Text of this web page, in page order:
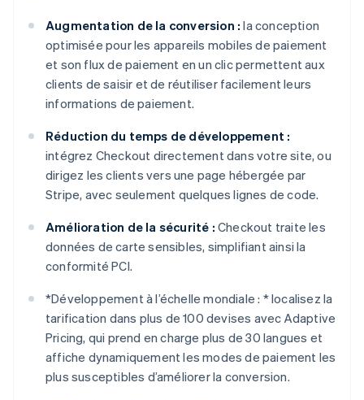
Augmentation de la conversion : la conception
optimisée pour les appareils mobiles de paiement
et son flux de paiement en un clic permettent aux
clients de saisir et de réutiliser facilement leurs
informations de paiement.
Réduction du temps de développement :
intégrez Checkout directement dans votre site, ou
dirigez les clients vers une page hébergée par
Stripe, avec seulement quelques lignes de code.
Amélioration de la sécurité : Checkout traite les
données de carte sensibles, simplifiant ainsi la
conformité PCI.
*Développement à l’échelle mondiale : *localisez la
tarification dans plus de 100 devises avec Adaptive
Pricing, qui prend en charge plus de 30 langues et
affiche dynamiquement les modes de paiement les
plus susceptibles d’améliorer la conversion.